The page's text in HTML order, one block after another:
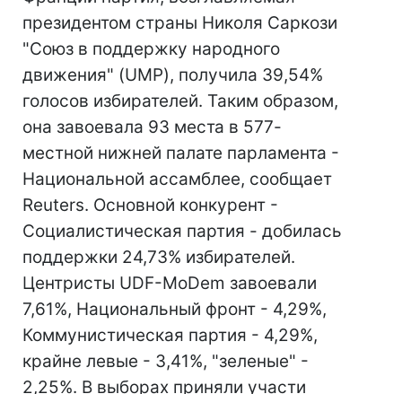
президентом страны Николя Саркози
"Союз в поддержку народного
движения" (UMP), получила 39,54%
голосов избирателей. Таким образом,
она завоевала 93 места в 577-
местной нижней палате парламента -
Национальной ассамблее, сообщает
Reuters. Основной конкурент -
Социалистическая партия - добилась
поддержки 24,73% избирателей.
Центристы UDF-MoDem завоевали
7,61%, Национальный фронт - 4,29%,
Коммунистическая партия - 4,29%,
крайне левые - 3,41%, "зеленые" -
2,25%. В выборах приняли участи